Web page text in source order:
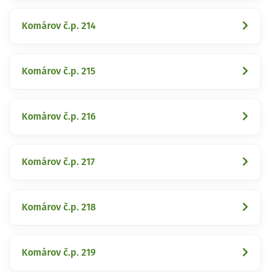
Komárov č.p. 214
Komárov č.p. 215
Komárov č.p. 216
Komárov č.p. 217
Komárov č.p. 218
Komárov č.p. 219